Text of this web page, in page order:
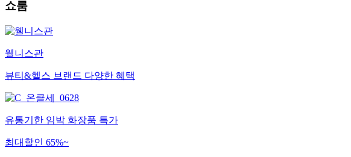
쇼룸
웰니스관
뷰티&헬스 브랜드 다양한 혜택
유통기한 임박 화장품 특가
최대할인 65%~